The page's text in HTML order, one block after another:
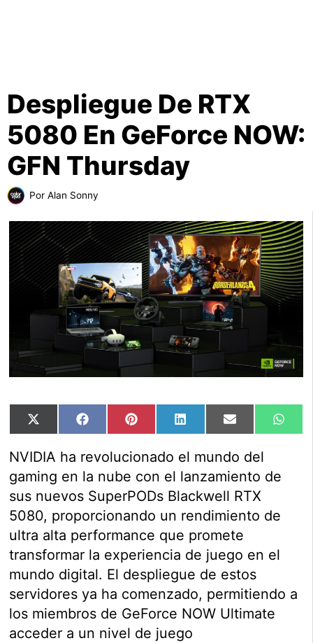
Despliegue De RTX
5080 En GeForce NOW:
GFN Thursday
Por Alan Sonny
Compartir
en
X
Compartir
en
FacebookCompartir
en
PinterestCompartir
en
LinkedInCompartir
en
Email
en
NVIDIA ha revolucionado el mundo del
gaming en la nube con el lanzamiento de
sus nuevos SuperPODs Blackwell RTX
5080, proporcionando un rendimiento de
ultra alta performance que promete
transformar la experiencia de juego en el
mundo digital. El despliegue de estos
servidores ya ha comenzado, permitiendo a
los miembros de GeForce NOW Ultimate
acceder a un nivel de juego